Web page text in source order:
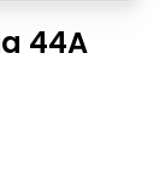
44A